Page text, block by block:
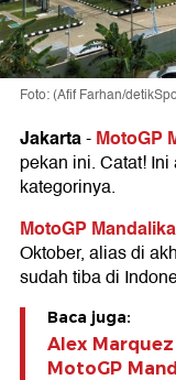
Foto: (Afif Farhan/
Jakarta-MotoGP
pekan ini. Catat!
kategorinya.
MotoGP
Oktober, alias di
sudah tiba di
Baca juga:
Alex
MotoGP